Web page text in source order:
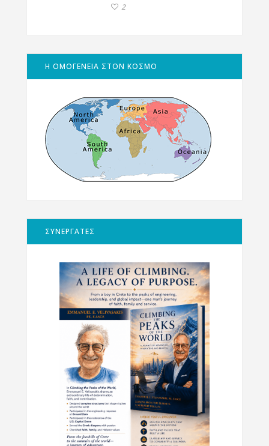
2
Η ΟΜΟΓΕΝΕΙΑ ΣΤΟΝ ΚΟΣΜΟ
ΣΥΝΕΡΓΑΤΕΣ